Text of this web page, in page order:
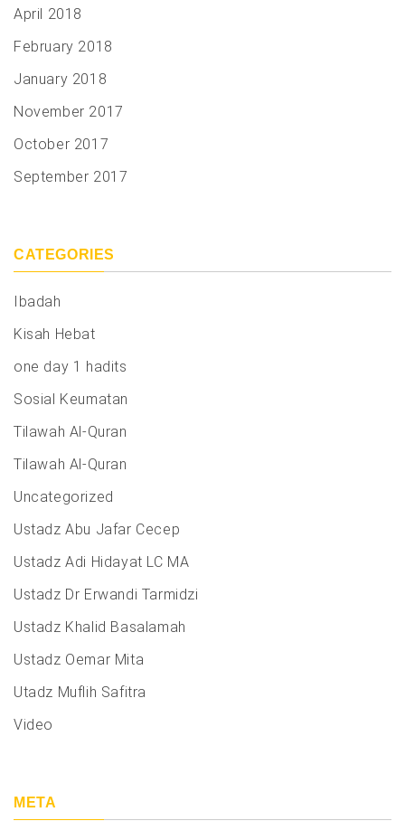
April 2018
February 2018
January 2018
November 2017
October 2017
September 2017
CATEGORIES
Ibadah
Kisah Hebat
one day 1 hadits
Sosial Keumatan
Tilawah Al-Quran
Tilawah Al-Quran
Uncategorized
Ustadz Abu Jafar Cecep
Ustadz Adi Hidayat LC MA
Ustadz Dr Erwandi Tarmidzi
Ustadz Khalid Basalamah
Ustadz Oemar Mita
Utadz Muflih Safitra
Video
META